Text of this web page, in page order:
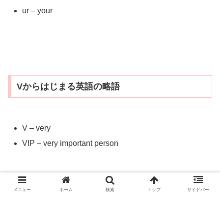
ur – your
Vからはじまる英語の略語
V – very
VIP – very important person
メニュー ホーム 検索 トップ サイドバー